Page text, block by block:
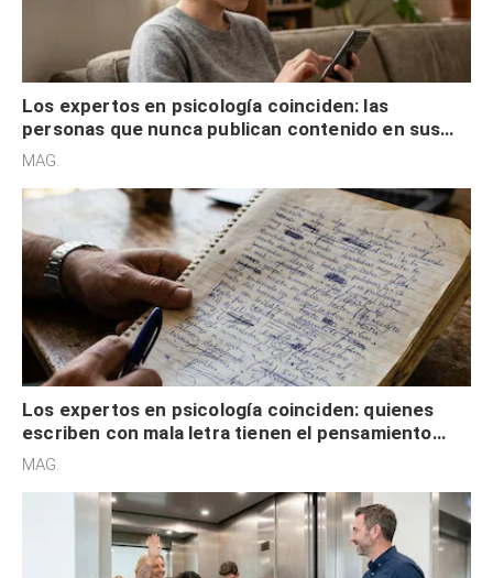
Los expertos en psicología coinciden: las
personas que nunca publican contenido en sus
redes sociales no pretenden buscar validación
MAG.
Los expertos en psicología coinciden: quienes
escriben con mala letra tienen el pensamiento
acelerado y no lo hacen por desinterés
MAG.